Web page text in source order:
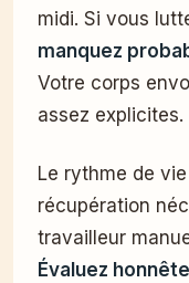
midi. Si vous
manquez
Votre corps
assez explicites.
Le rythme de
récupération
travailleur
Évaluez